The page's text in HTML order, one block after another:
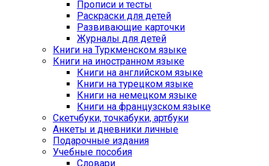
Прописи и тесты
Раскраски для детей
Развивающие карточки
Журналы для детей
Книги на Туркменском языке
Книги на иностранном языке
Книги на английском языке
Книги на турецком языке
Книги на немецком языке
Книги на французском языке
Cкетчбуки, точкабуки, артбуки
Анкеты и дневники личные
Подарочные издания
Учебные пособия
Словари